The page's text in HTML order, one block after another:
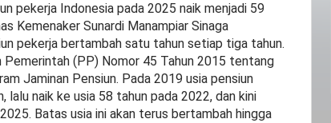
pekerja Indonesia pada 2025 naik menjadi 59
Kemenaker Sunardi Manampiar Sinaga
pekerja bertambah satu tahun setiap tiga tahun.
Pemerintah (PP) Nomor 45 Tahun 2015 tentang
Jaminan Pensiun. Pada 2019 usia pensiun
lalu naik ke usia 58 tahun pada 2022, dan kini
Batas usia ini akan terus bertambah hingga